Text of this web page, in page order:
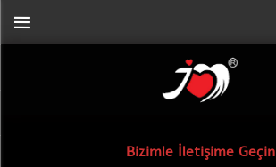
Bizimle İletişime Geçin